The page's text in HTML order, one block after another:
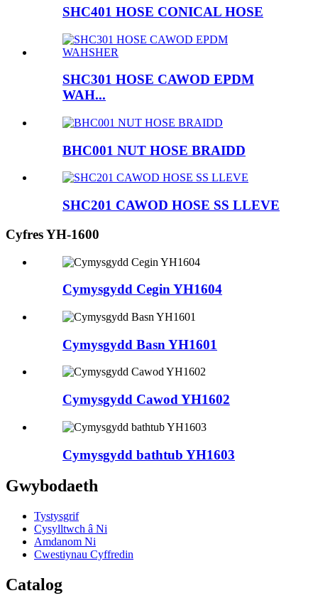
SHC401 HOSE CONICAL HOSE
SHC301 HOSE CAWOD EPDM
WAH...
BHC001 NUT HOSE BRAIDD
SHC201 CAWOD HOSE SS LLEVE
Cyfres YH-1600
Cymysgydd Cegin YH1604
Cymysgydd Basn YH1601
Cymysgydd Cawod YH1602
Cymysgydd bathtub YH1603
Gwybodaeth
Tystysgrif
Cysylltwch â Ni
Amdanom Ni
Cwestiynau Cyffredin
Catalog